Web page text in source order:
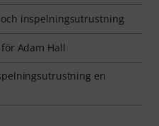
inspelningsutrustning
Adam Hall
en